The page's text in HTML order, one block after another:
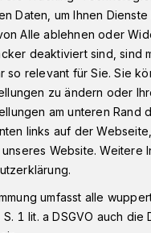
dem
Protesttag zur
Mai 2025) steht
barrierefrei“
findet Freitag
Rau-Platz vor
Daten, um Ihnen
Alle ablehnen oder
deaktiviert sind, sind
so relevant für Sie. Sie
zu ändern oder
am unteren
links auf der
Website. Weitere
umfasst alle
1 lit. a DSGVO auch